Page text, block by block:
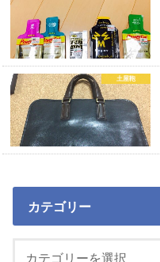
土屋鞄
カテゴリー